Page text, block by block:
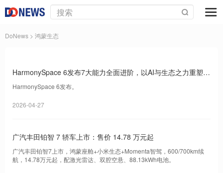
DoNews > 鸿蒙生态
HarmonySpace 6发布7大能力全面进阶，以AI与生态之力重塑智
慧出行新纪元
HarmonySpace 6发布。
2026-04-27
广汽丰田铂智 7 轿车上市：售价 14.78 万元起
广汽丰田铂智7上市，鸿蒙座舱+小米生态+Momenta智驾，600/700km续
航，14.78万元起，配激光雷达、双腔空悬、88.13kWh电池。